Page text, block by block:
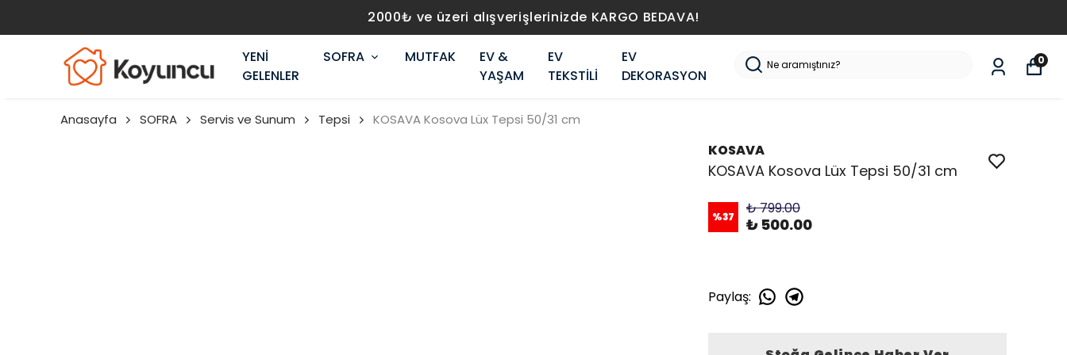
2000₺ ve üzeri alışverişlerinizde KARGO BEDAVA!
YENİ
GELENLER
SOFRA MUTFAK
EV &
YAŞAM
EV
TEKSTİLİ
EV
DEKORASYON
0
Anasayfa SOFRA Servis ve Sunum Tepsi KOSAVA Kosova Lüx Tepsi 50/31 cm
KOSAVA
KOSAVA Kosova Lüx Tepsi 50/31 cm
%37 ₺ 799.00
₺ 500.00
Paylaş: